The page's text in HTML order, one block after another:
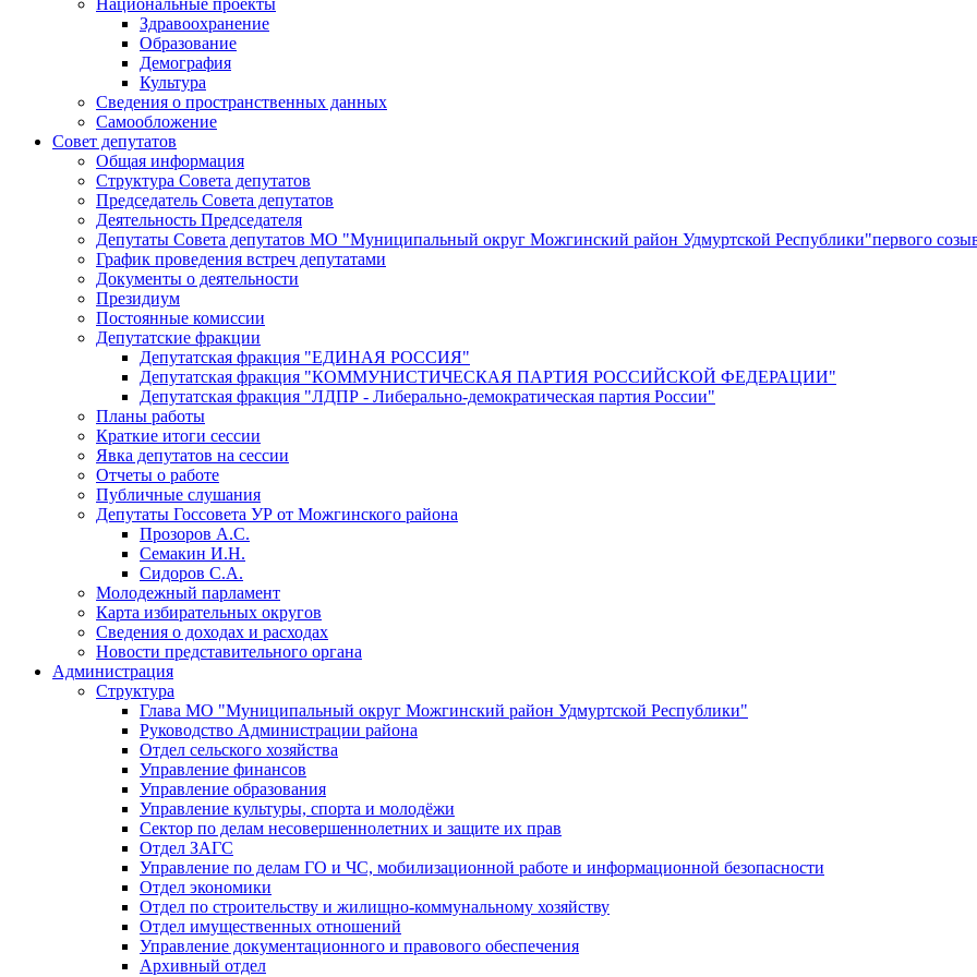
Здравоохранение
Образование
Демография
Культура
Сведения о пространственных данных
Самообложение
Совет депутатов
Общая информация
Структура Совета депутатов
Председатель Совета депутатов
Деятельность Председателя
Депутаты Совета депутатов МО "Муниципальный округ Можгинский район Удмуртской Республики"первого
График проведения встреч депутатами
Документы о деятельности
Президиум
Постоянные комиссии
Депутатские фракции
Депутатская фракция "ЕДИНАЯ РОССИЯ"
Депутатская фракция "КОММУНИСТИЧЕСКАЯ ПАРТИЯ РОССИЙСКОЙ ФЕДЕРАЦИИ"
Депутатская фракция "ЛДПР - Либерально-демократическая партия России"
Планы работы
Краткие итоги сессии
Явка депутатов на сессии
Отчеты о работе
Публичные слушания
Депутаты Госсовета УР от Можгинского района
Прозоров А.С.
Семакин И.Н.
Сидоров С.А.
Молодежный парламент
Карта избирательных округов
Сведения о доходах и расходах
Новости представительного органа
Администрация
Структура
Глава МО "Муниципальный округ Можгинский район Удмуртской Республики"
Руководство Администрации района
Отдел сельского хозяйства
Управление финансов
Управление образования
Управление культуры, спорта и молодёжи
Сектор по делам несовершеннолетних и защите их прав
Отдел ЗАГС
Управление по делам ГО и ЧС, мобилизационной работе и информационной безопасности
Отдел экономики
Отдел по строительству и жилищно-коммунальному хозяйству
Отдел имущественных отношений
Управление документационного и правового обеспечения
Архивный отдел